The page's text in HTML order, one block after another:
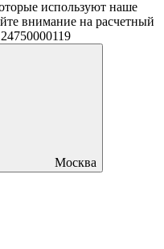
используют наше
внимание на расчетный
Москва